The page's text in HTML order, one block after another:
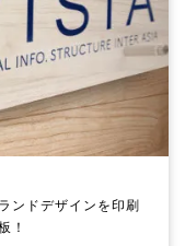
ンドデザインを印刷
！